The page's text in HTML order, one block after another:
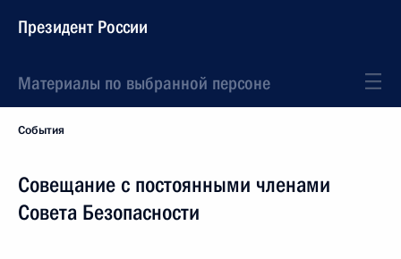
Президент России
Материалы по выбранной персоне
События
Совещание с постоянными членами
Совета Безопасности